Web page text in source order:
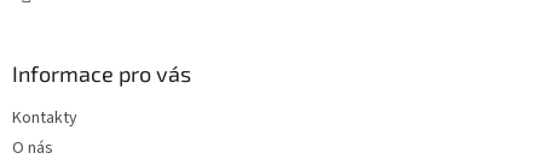
Informace pro vás
Kontakty
O nás